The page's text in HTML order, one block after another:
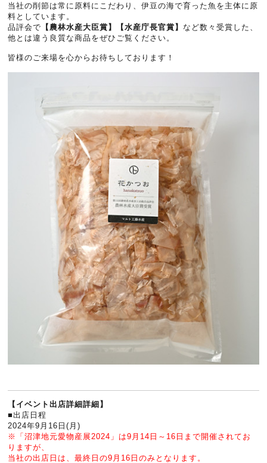
当社の削節は常に原料にこだわり、伊豆の海で育った魚を主体に原
料としています。
品評会で 【農林水産大臣賞】【水産庁長官賞】 など数々受賞した、
他とは違う良質な商品をぜひご覧ください。
皆様のご来場を心からお待ちしております！
【イベント出店詳細詳細】
■出店日程
2024年9月16日(月)
※「沼津地元愛物産展2024」は9月14日～16日まで開催されてお
りますが、
当社の出店日は、最終日の9月16日のみとなります。